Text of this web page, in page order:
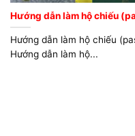
Hướng dẫn làm hộ chiếu
Hướng dẫn làm hộ chiếu
Hướng dẫn làm hộ...